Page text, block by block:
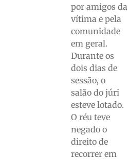
por amigos da
vítima e pela
comunidade
em geral.
Durante os
dois dias de
sessão, o
salão do júri
esteve lotado.
O réu teve
negado o
direito de
recorrer em